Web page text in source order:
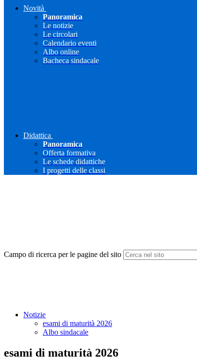
Novità
Panoramica
Le notizie
Le circolari
Calendario eventi
Albo online
Bacheca sindacale
Didattica
Panoramica
Offerta formativa
Le schede didattiche
I progetti delle classi
Campo di ricerca per le pagine del sito
Notizie
esami di maturità 2026
Albo sindacale
esami di maturità 2026